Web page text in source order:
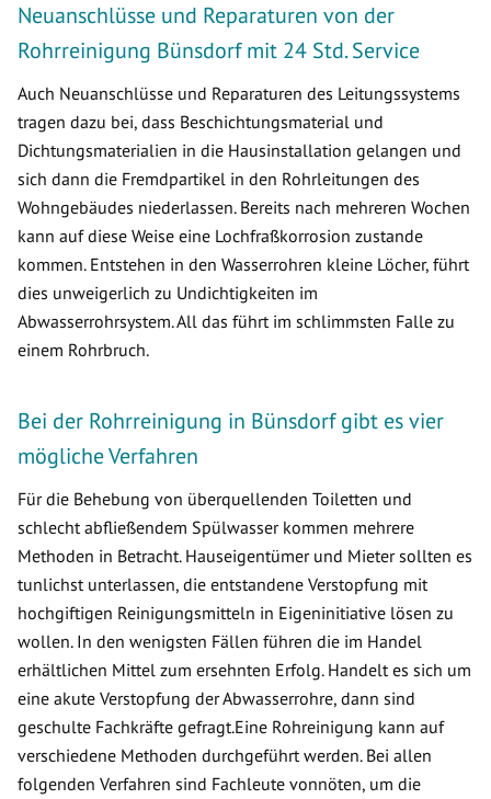
Neuanschlüsse und Reparaturen von der
Rohrreinigung Bünsdorf mit 24 Std. Service
Auch Neuanschlüsse und Reparaturen des Leitungssystems
tragen dazu bei, dass Beschichtungsmaterial und
Dichtungsmaterialien in die Hausinstallation gelangen und
sich dann die Fremdpartikel in den Rohrleitungen des
Wohngebäudes niederlassen. Bereits nach mehreren Wochen
kann auf diese Weise eine Lochfraßkorrosion zustande
kommen. Entstehen in den Wasserrohren kleine Löcher, führt
dies unweigerlich zu Undichtigkeiten im
Abwasserrohrsystem. All das führt im schlimmsten Falle zu
einem Rohrbruch.
Bei der Rohrreinigung in Bünsdorf gibt es vier
mögliche Verfahren
Für die Behebung von überquellenden Toiletten und
schlecht abfließendem Spülwasser kommen mehrere
Methoden in Betracht. Hauseigentümer und Mieter sollten es
tunlichst unterlassen, die entstandene Verstopfung mit
hochgiftigen Reinigungsmitteln in Eigeninitiative lösen zu
wollen. In den wenigsten Fällen führen die im Handel
erhältlichen Mittel zum ersehnten Erfolg. Handelt es sich um
eine akute Verstopfung der Abwasserrohre, dann sind
geschulte Fachkräfte gefragt.Eine Rohreinigung kann auf
verschiedene Methoden durchgeführt werden. Bei allen
folgenden Verfahren sind Fachleute vonnöten, um die